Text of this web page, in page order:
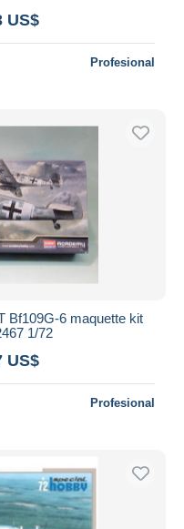
US$
Profesional
Bf109G-6 maquette kit
1/72
US$
Profesional